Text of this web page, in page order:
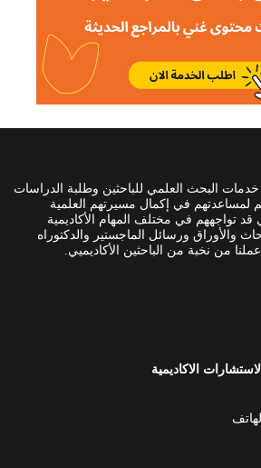
البحث العلمي للباحثين وطلبة الدراسات
لمساعدتهم في إكمال مسيرتهم العلمية
قد تواجههم في مختلف المهام الأكاديمية
والأوراق ورسائل الماجستير والدكتوراه
من نخبة من الباحثين الأكاديميي.
الاكاديمية